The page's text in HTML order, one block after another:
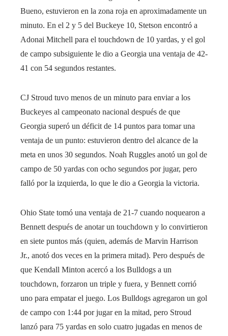
Bueno, estuvieron en la zona roja en aproximadamente un
minuto. En el 2 y 5 del Buckeye 10, Stetson encontró a
Adonai Mitchell para el touchdown de 10 yardas, y el gol
de campo subsiguiente le dio a Georgia una ventaja de 42-
41 con 54 segundos restantes.
CJ Stroud tuvo menos de un minuto para enviar a los
Buckeyes al campeonato nacional después de que
Georgia superó un déficit de 14 puntos para tomar una
ventaja de un punto: estuvieron dentro del alcance de la
meta en unos 30 segundos. Noah Ruggles anotó un gol de
campo de 50 yardas con ocho segundos por jugar, pero
falló por la izquierda, lo que le dio a Georgia la victoria.
Ohio State tomó una ventaja de 21-7 cuando noquearon a
Bennett después de anotar un touchdown y lo convirtieron
en siete puntos más (quien, además de Marvin Harrison
Jr., anotó dos veces en la primera mitad). Pero después de
que Kendall Minton acercó a los Bulldogs a un
touchdown, forzaron un triple y fuera, y Bennett corrió
uno para empatar el juego. Los Bulldogs agregaron un gol
de campo con 1:44 por jugar en la mitad, pero Stroud
lanzó para 75 yardas en solo cuatro jugadas en menos de